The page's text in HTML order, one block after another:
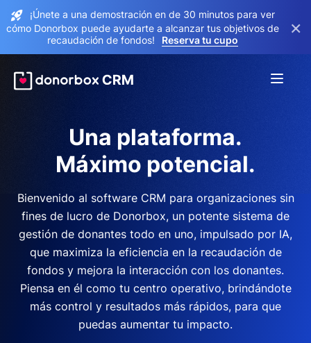
¡Únete a una demostración en de 30 minutos para ver
cómo Donorbox puede ayudarte a alcanzar tus objetivos de
recaudación de fondos!
Reserva tu cupo
×
Una plataforma.
Máximo potencial.
Bienvenido al software CRM para organizaciones sin
fines de lucro de Donorbox, un potente sistema de
gestión de donantes todo en uno, impulsado por IA,
que maximiza la eficiencia en la recaudación de
fondos y mejora la interacción con los donantes.
Piensa en él como tu centro operativo, brindándote
más control y resultados más rápidos, para que
puedas aumentar tu impacto.